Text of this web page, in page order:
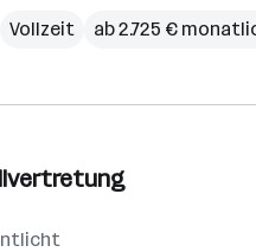
Vollzeit ab 2.725 €